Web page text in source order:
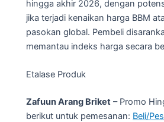
hingga akhir 2026, dengan
jika terjadi kenaikan harga BBM
pasokan global. Pembeli
memantau indeks harga secara
Etalase Produk
Zafuun Arang Briket – Promo
berikut untuk pemesanan: Beli/